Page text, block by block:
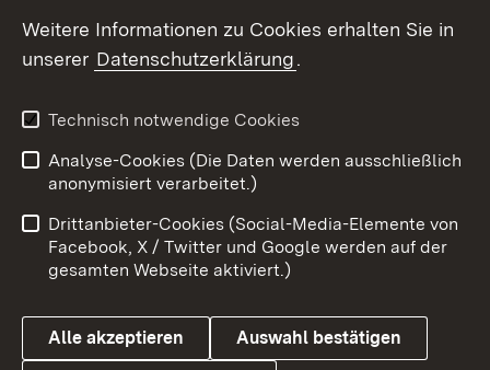
X / Twitter
Youtube
Impressum
Kontakt
Barrierefreiheit
Datenschutz
Cookies
Weitere Informationen zu Cookies erhalten Sie in
unserer Datenschutzerklärung.
Technisch notwendige Cookies
Analyse-Cookies (Die Daten werden ausschließlich
anonymisiert verarbeitet.)
Drittanbieter-Cookies (Social-Media-Elemente von
Facebook, X / Twitter und Google werden auf der
gesamten Webseite aktiviert.)
Alle akzeptieren Auswahl bestätigen